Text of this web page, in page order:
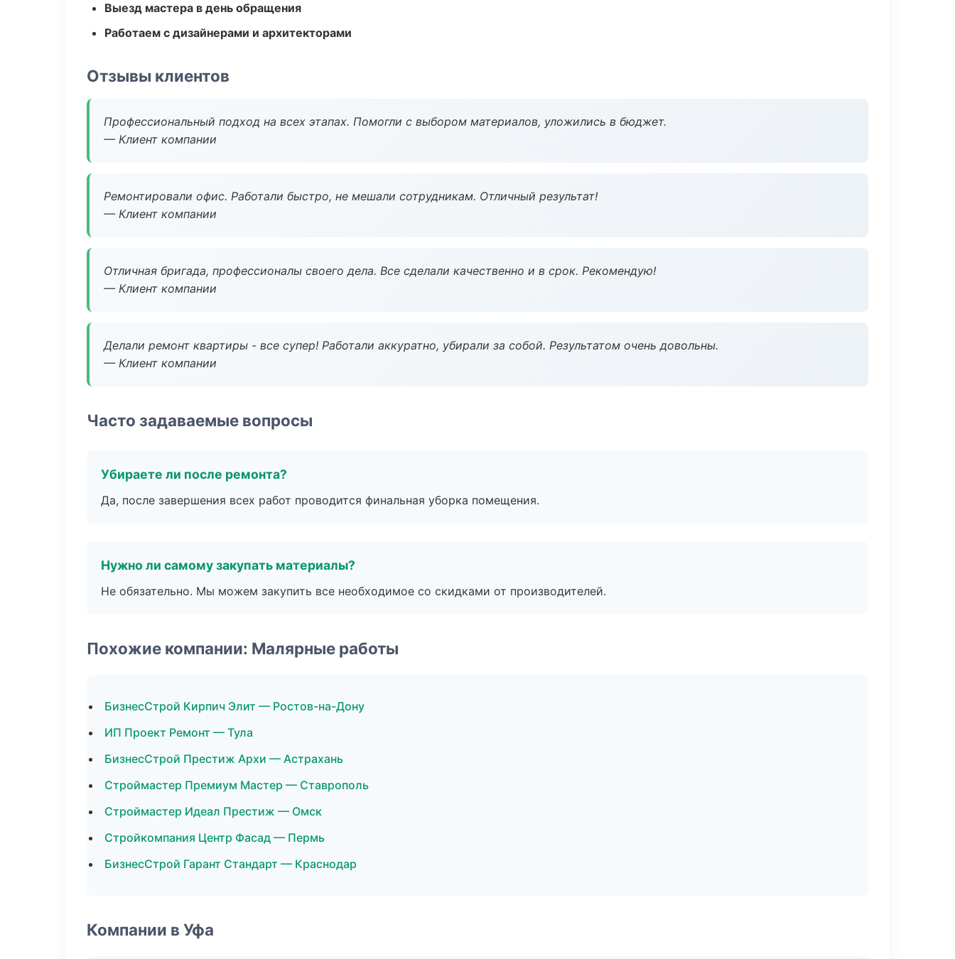
Выезд мастера в день обращения
Работаем с дизайнерами и архитекторами
Отзывы клиентов
Профессиональный подход на всех этапах. Помогли с выбором материалов, уложились в бюджет.
— Клиент компании
Ремонтировали офис. Работали быстро, не мешали сотрудникам. Отличный результат!
— Клиент компании
Отличная бригада, профессионалы своего дела. Все сделали качественно и в срок. Рекомендую!
— Клиент компании
Делали ремонт квартиры - все супер! Работали аккуратно, убирали за собой. Результатом очень довольны.
— Клиент компании
Часто задаваемые вопросы
Убираете ли после ремонта?
Да, после завершения всех работ проводится финальная уборка помещения.
Нужно ли самому закупать материалы?
Не обязательно. Мы можем закупить все необходимое со скидками от производителей.
Похожие компании: Малярные работы
БизнесСтрой Кирпич Элит — Ростов-на-Дону
ИП Проект Ремонт — Тула
БизнесСтрой Престиж Архи — Астрахань
Строймастер Премиум Мастер — Ставрополь
Строймастер Идеал Престиж — Омск
Стройкомпания Центр Фасад — Пермь
БизнесСтрой Гарант Стандарт — Краснодар
Компании в Уфа